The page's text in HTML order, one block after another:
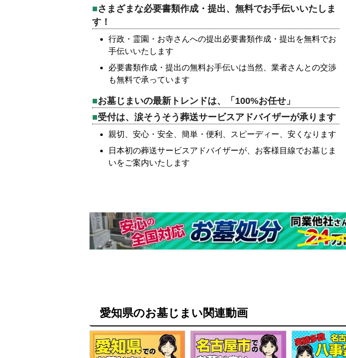
さまざまな必要書類作成・提出、無料でお手伝いいたしま
す！
行政・霊園・お寺さんへの提出必要書類作成・提出を無料でお
手伝いいたします
必要書類作成・提出の無料お手伝いは当然、業者さんとの交渉
も無料で承っています
お墓じまいの最新トレンドは、「100%お任せ」
受付は、涙そうそう葬送サービスアドバイザーが承ります
親切、安心・安全、簡単・便利、スピーディー、安くなります
日本初の葬送サービスアドバイザーが、お客様目線でお墓じま
いをご案内いたします
愛知県のお墓じまい関連動画